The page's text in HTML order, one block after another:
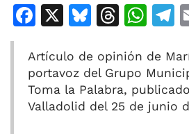
F
c
e
b
X
Bl
e
s
k
T
re
a
d
W
at
s
A
T
e
a
Artículo de opinión de
portavoz del Grupo
Toma la Palabra,
Valladolid del 25 de junio